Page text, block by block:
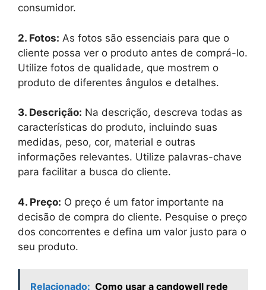
consumidor.
2. Fotos: As fotos são essenciais para que o
cliente possa ver o produto antes de comprá-lo.
Utilize fotos de qualidade, que mostrem o
produto de diferentes ângulos e detalhes.
3. Descrição: Na descrição, descreva todas as
características do produto, incluindo suas
medidas, peso, cor, material e outras
informações relevantes. Utilize palavras-chave
para facilitar a busca do cliente.
4. Preço: O preço é um fator importante na
decisão de compra do cliente. Pesquise o preço
dos concorrentes e defina um valor justo para o
seu produto.
Relacionado: Como usar a candowell rede